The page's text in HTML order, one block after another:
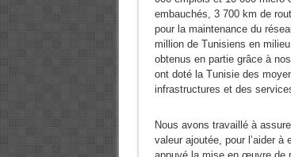
embauchés, 3 700 km de
pour la maintenance du
million de Tunisiens en
obtenus en partie grâce à
ont doté la Tunisie des
infrastructures et des
Nous avons travaillé à
valeur ajoutée, pour l’aider à